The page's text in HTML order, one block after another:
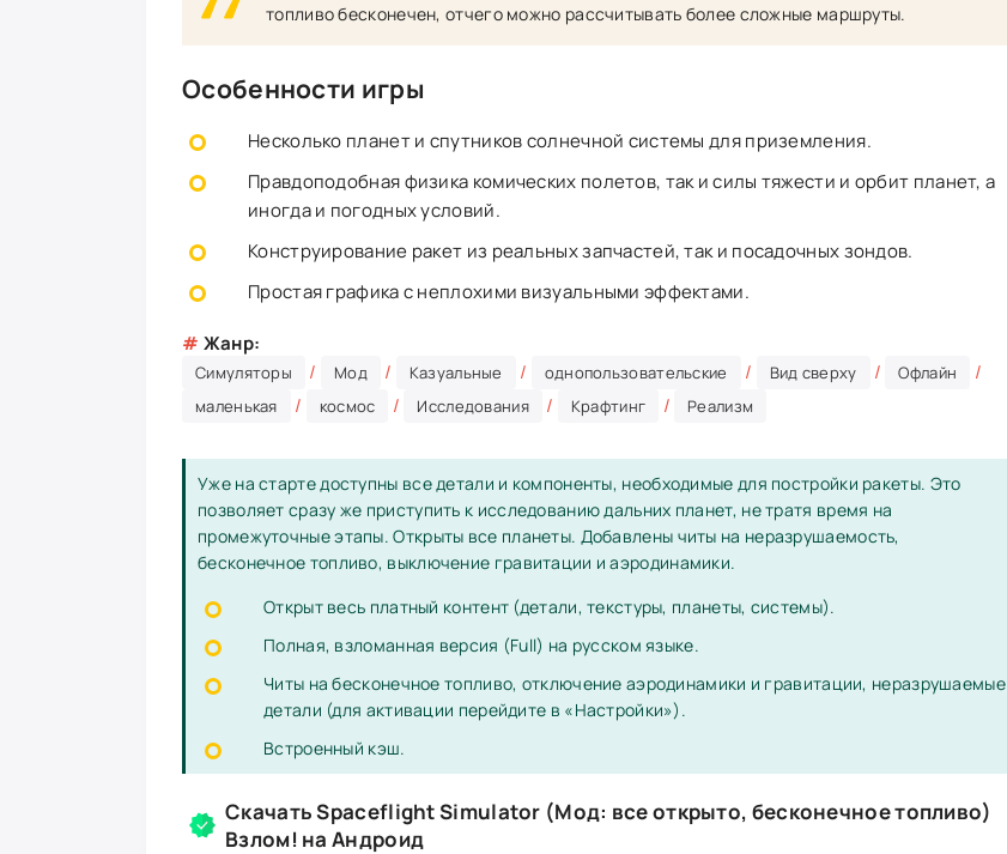
топливо бесконечен, отчего можно рассчитывать более сложные маршруты.
Особенности игры
Несколько планет и спутников солнечной системы для приземления.
Правдоподобная физика комических полетов, так и силы тяжести и орбит планет, а
иногда и погодных условий.
Конструирование ракет из реальных запчастей, так и посадочных зондов.
Простая графика с неплохими визуальными эффектами.
# Жанр:
Симуляторы / Мод / Казуальные / однопользовательские / Вид сверху / Офлайн /
маленькая / космос / Исследования / Крафтинг / Реализм
Уже на старте доступны все детали и компоненты, необходимые для постройки ракеты. Это
позволяет сразу же приступить к исследованию дальних планет, не тратя время на
промежуточные этапы. Открыты все планеты. Добавлены читы на неразрушаемость,
бесконечное топливо, выключение гравитации и аэродинамики.
Открыт весь платный контент (детали, текстуры, планеты, системы).
Полная, взломанная версия (Full) на русском языке.
Читы на бесконечное топливо, отключение аэродинамики и гравитации, неразрушаемые
детали (для активации перейдите в «Настройки»).
Встроенный кэш.
Скачать Spaceflight Simulator (Мод: все открыто, бесконечное топливо)
Взлом! на Андроид